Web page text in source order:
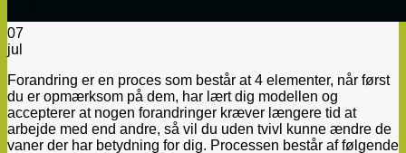
07
jul
Forandring er en proces som består at 4 elementer, når først
du er opmærksom på dem, har lært dig modellen og
accepterer at nogen forandringer kræver længere tid at
arbejde med end andre, så vil du uden tvivl kunne ændre de
vaner der har betydning for dig. Processen består af følgende